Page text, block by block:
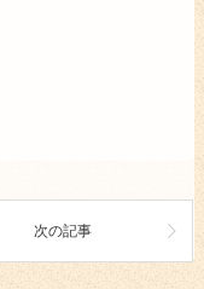
次の記事